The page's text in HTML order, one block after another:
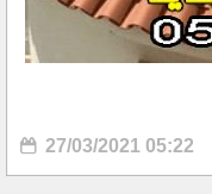
27/03/2021 05:22